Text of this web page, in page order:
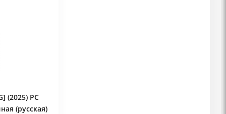
(2025) PC
(русская)